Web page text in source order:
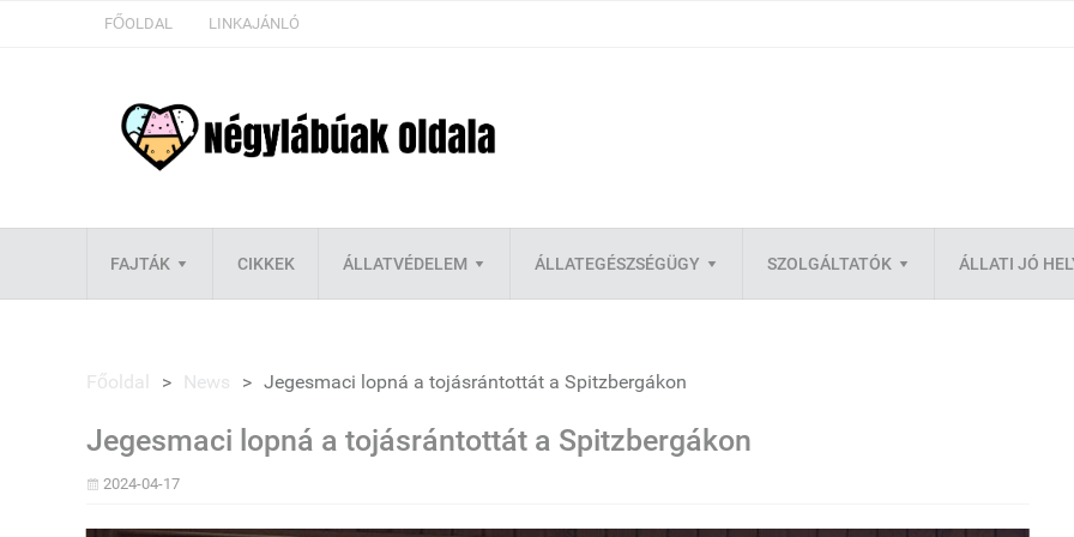
FŐOLDAL LINKAJÁNLÓ
FAJTÁK CIKKEK ÁLLATVÉDELEM ÁLLATEGÉSZSÉGÜGY SZOLGÁLTATÓK ÁLLATI JÓ
Főoldal > News > Jegesmaci lopná a tojásrántottát a Spitzbergákon
Jegesmaci lopná a tojásrántottát a Spitzbergákon
2024-04-17